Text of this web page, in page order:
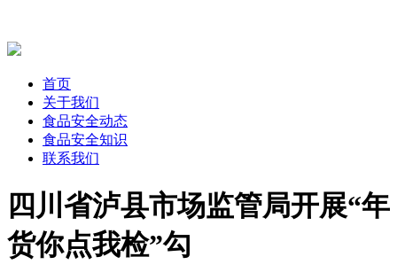
首页
关于我们
食品安全动态
食品安全知识
联系我们
四川省泸县市场监管局开展“年
货你点我检”勾